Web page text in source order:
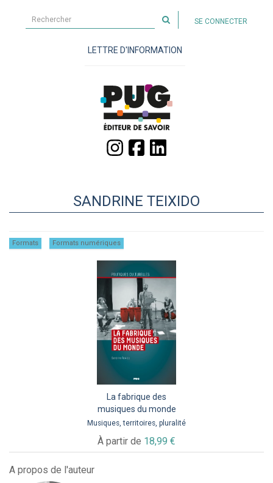
sur
site
SE CONNECTER
LETTRE D'INFORMATION
SANDRINE TEIXIDO
Formats Formats numériques
La fabrique des
musiques du monde
Musiques, territoires, pluralité
À partir de 18,99 €
A propos de l'auteur